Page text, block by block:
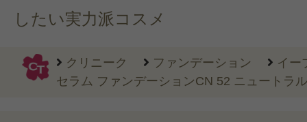
したい実力派コスメ
クリニーク ファンデーション
イー
セラム ファンデーションCN 52 ニュートラ